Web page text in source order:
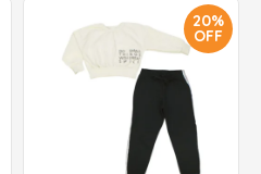
20%
OFF